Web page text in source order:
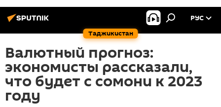
Таджикистан
РУС
Валютный прогноз:
экономисты рассказали,
что будет с сомони к 2023
году